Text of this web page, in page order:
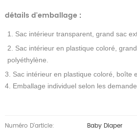
détails d'emballage :
1. Sac intérieur transparent, grand sac
2. Sac intérieur en plastique coloré,
polyéthylène.
3. Sac intérieur en plastique coloré, boîte
4. Emballage individuel selon les
Numéro D'article: Baby Diaper